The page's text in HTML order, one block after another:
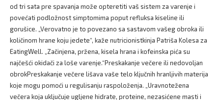
od tri sata pre spavanja može opteretiti vaš sistem za varenje i
povećati podložnost simptomima poput refluksa kiseline ili
gorušice. „Verovatno je to povezano sa sastavom vašeg obroka ili
količinom hrane koju jedete“, kaže nutricionistkinja Patriša Kolesa za
EatingWell. „Začinjena, pržena, kisela hrana i kofeinska pića su
najčešći okidači za loše varenje.“Preskakanje večere ili nedovoljan
obrokPreskakanje večere lišava vaše telo ključnih hranljivih materija
koje mogu pomoći u regulisanju raspoloženja. „Uravnotežena
večera koja uključuje ugljene hidrate, proteine, nezasićene masti i